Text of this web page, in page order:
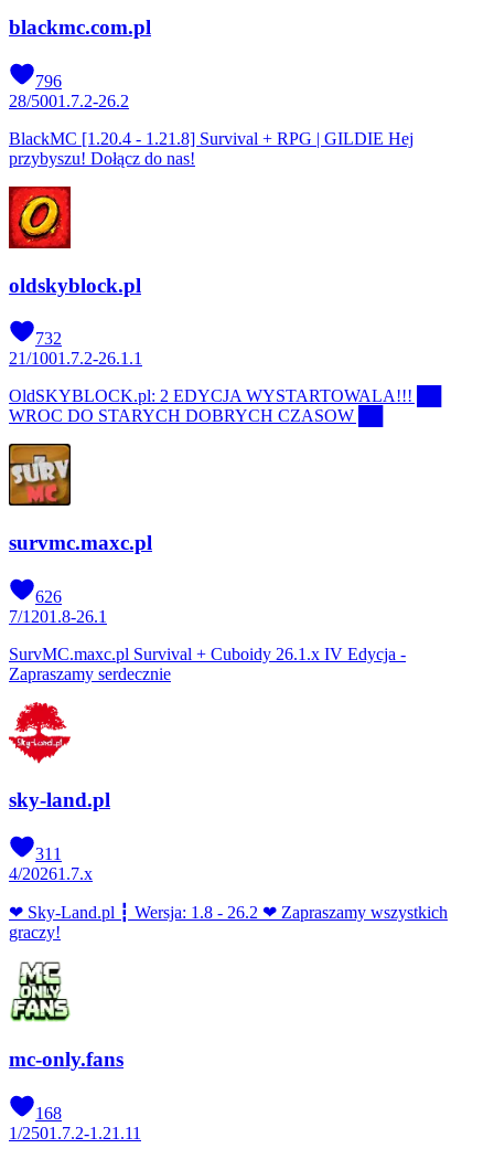
blackmc.com.pl
796
28/5001.7.2-26.2
BlackMC [1.20.4 - 1.21.8] Survival + RPG | GILDIE Hej
przybyszu! Dołącz do nas!
oldskyblock.pl
732
21/1001.7.2-26.1.1
OldSKYBLOCK.pl: 2 EDYCJA WYSTARTOWALA!!! ██
WROC DO STARYCH DOBRYCH CZASOW ██
survmc.maxc.pl
626
7/1201.8-26.1
SurvMC.maxc.pl Survival + Cuboidy 26.1.x IV Edycja -
Zapraszamy serdecznie
sky-land.pl
311
4/20261.7.x
❤ Sky-Land.pl ┇ Wersja: 1.8 - 26.2 ❤ Zapraszamy wszystkich
graczy!
mc-only.fans
168
1/2501.7.2-1.21.11